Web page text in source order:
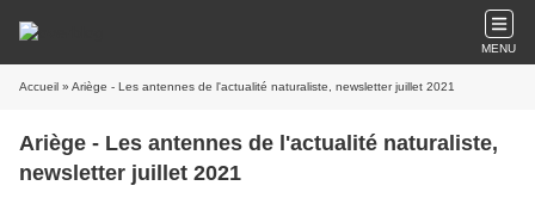
MENU
Accueil » Ariège - Les antennes de l'actualité naturaliste, newsletter juillet 2021
Ariège - Les antennes de l'actualité naturaliste,
newsletter juillet 2021